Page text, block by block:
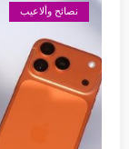
نصائح وألاعيب